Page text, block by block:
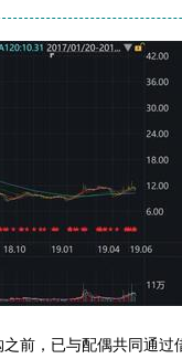
前，已与配偶共同通